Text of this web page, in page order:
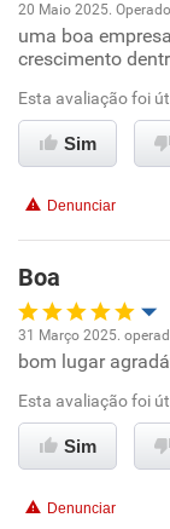
Oportunidade
Ambiente de
Conciliação
Recomenda
20 Maio 2025.
uma boa
crescimento
Esta avaliação foi
Sim
Denunciar
Boa
Oportunidade
Ambiente de
31 Março 2025.
bom lugar
Esta avaliação foi
Sim
Denunciar